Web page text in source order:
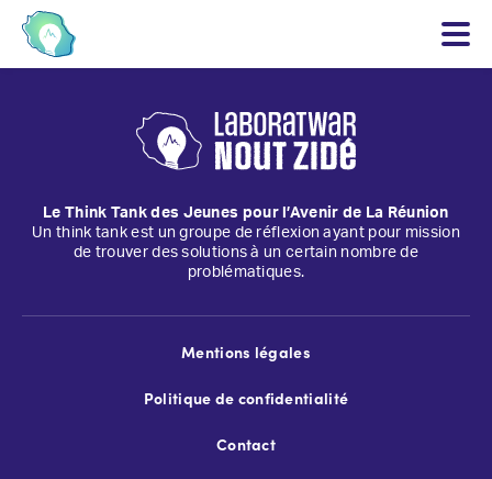
Le Think Tank des Jeunes pour l’Avenir de La Réunion
Un think tank est un groupe de réflexion ayant pour mission
de trouver des solutions à un certain nombre de
problématiques.
Mentions légales
Politique de confidentialité
Contact